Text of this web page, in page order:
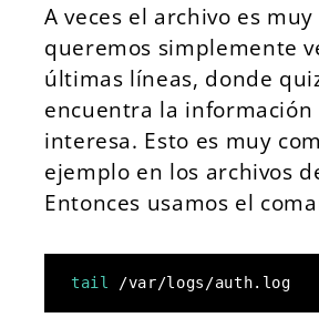
A veces el archivo es
queremos simplemente
últimas líneas, donde
encuentra la información
interesa. Esto es muy
ejemplo en los archivos
Entonces usamos el
tail /var/logs/auth.log